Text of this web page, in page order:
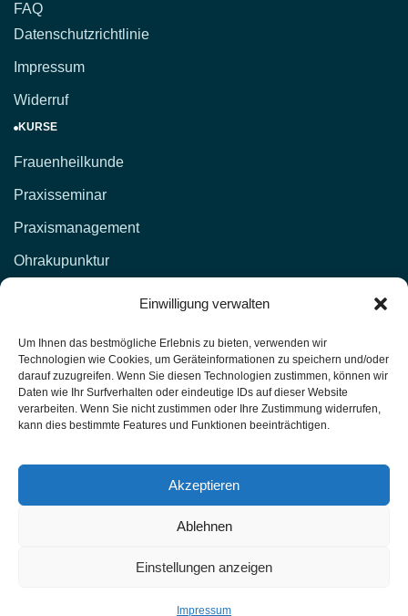
Einwilligung verwalten
Um Ihnen das bestmögliche Erlebnis zu bieten, verwenden wir
Technologien wie Cookies, um Geräteinformationen zu speichern und/oder
darauf zuzugreifen. Wenn Sie diesen Technologien zustimmen, können wir
Daten wie Ihr Surfverhalten oder eindeutige IDs auf dieser Website
verarbeiten. Wenn Sie nicht zustimmen oder Ihre Zustimmung widerrufen,
kann dies bestimmte Features und Funktionen beeinträchtigen.
Akzeptieren
Ablehnen
Einstellungen anzeigen
Impressum
FAQ
Datenschutzrichtlinie
Impressum
Widerruf
KURSE
Frauenheilkunde
Praxisseminar
Praxismanagement
Ohrakupunktur
(02 12) 1 00 51,017664876381
(02 12) 4 27 11 (Fax)
Unterrichtsräume: Kasernenstr. 26 42651 Solingen
Schulungen 2025